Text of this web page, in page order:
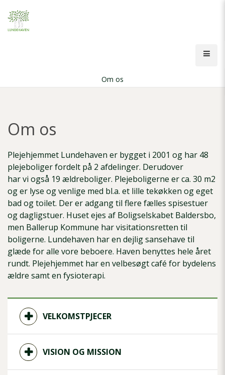
hovedindhold
Om os
Om os
Plejehjemmet Lundehaven er bygget i 2001 og har 48
plejeboliger fordelt på 2 afdelinger. Derudover
har vi også 19 ældreboliger. Plejeboligerne er ca. 30 m2
og er lyse og venlige med bl.a. et lille tekøkken og eget
bad og toilet. Der er adgang til flere fælles spisestuer
og dagligstuer. Huset ejes af Boligselskabet Baldersbo,
men Ballerup Kommune har visitationsretten til
boligerne. Lundehaven har en dejlig sansehave til
glæde for alle vore beboere. Haven benyttes hele året
rundt. Plejehjemmet har en velbesøgt café for bydelens
ældre samt en fysioterapi.
VELKOMSTPJECER
VISION OG MISSION